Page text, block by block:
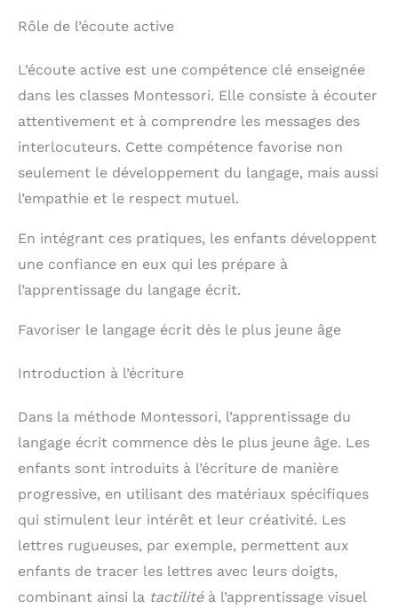
Rôle de l’écoute active
L’écoute active est une compétence clé enseignée
dans les classes Montessori. Elle consiste à écouter
attentivement et à comprendre les messages des
interlocuteurs. Cette compétence favorise non
seulement le développement du langage, mais aussi
l’empathie et le respect mutuel.
En intégrant ces pratiques, les enfants développent
une confiance en eux qui les prépare à
l’apprentissage du langage écrit.
Favoriser le langage écrit dès le plus jeune âge
Introduction à l’écriture
Dans la méthode Montessori, l’apprentissage du
langage écrit commence dès le plus jeune âge. Les
enfants sont introduits à l’écriture de manière
progressive, en utilisant des matériaux spécifiques
qui stimulent leur intérêt et leur créativité. Les
lettres rugueuses, par exemple, permettent aux
enfants de tracer les lettres avec leurs doigts,
combinant ainsi la tactilitéà l’apprentissage visuel